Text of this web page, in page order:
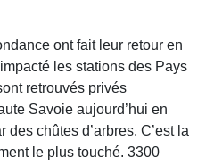
ont fait leur retour en
les stations des Pays
retrouvés privés
Savoie aujourd’hui en
chûtes d’arbres. C’est la
le plus touché. 3300